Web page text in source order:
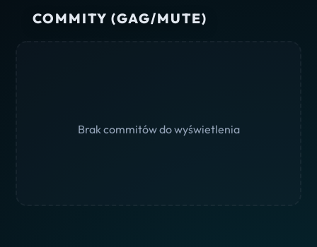
COMMITY (GAG/MUTE)
Brak commitów do wyświetlenia